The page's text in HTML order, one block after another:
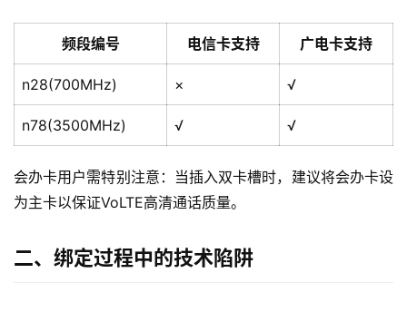
频段编号 电信卡支持 广电卡支持
n28(700MHz) × √
n78(3500MHz) √ √
会办卡用户需特别注意：当插入双卡槽时，建议将会办卡设
为主卡以保证VoLTE高清通话质量。
二、绑定过程中的技术陷阱